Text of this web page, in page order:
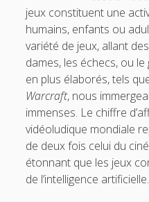
3.3. Recherche d’information
3.4. Diagnostic,
3.5. Résolution de problèmes
3.6. Planification
3.7. Sécurité
3.8. Jeux
3.9. IA et créativité
4. Interfaces entre IA et d’autres
jeux constituent une
humains, enfants ou
variété de jeux, allant
dames, les échecs, ou
en plus élaborés, tels
Warcraft, nous
immenses. Le chiffre
vidéoludique mondiale
de deux fois celui du
étonnant que les jeux
de l’intelligence artificielle.